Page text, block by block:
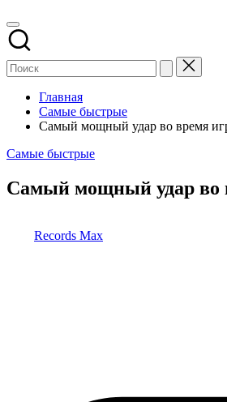
Главная
Самые быстрые
Самый мощный удар во время
Опубликовано
Самые быстрые
Самый мощный удар во
Records Max